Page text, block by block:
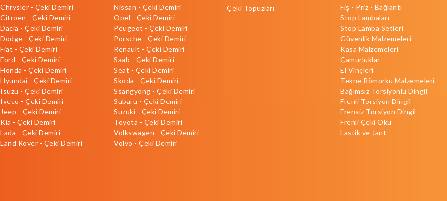
Chrysler - Çeki Demiri
Citroen - Çeki Demiri
Dacia - Çeki Demiri
Dodge - Çeki Demiri
Fiat - Çeki Demiri
Ford - Çeki Demiri
Honda - Çeki Demiri
Hyundai - Çeki Demiri
Isuzu - Çeki Demiri
Iveco - Çeki Demiri
Jeep - Çeki Demiri
Kia - Çeki Demiri
Lada - Çeki Demiri
Land Rover - Çeki Demiri
Nissan - Çeki Demiri
Opel - Çeki Demiri
Peugeot - Çeki Demiri
Porsche - Çeki Demiri
Renault - Çeki Demiri
Saab - Çeki Demiri
Seat - Çeki Demiri
Skoda - Çeki Demiri
Ssangyong - Çeki Demiri
Subaru - Çeki Demiri
Suzuki - Çeki Demiri
Toyota - Çeki Demiri
Volkswagen - Çeki Demiri
Volvo - Çeki Demiri
Çeki Topuzları
Fiş - Priz - Bağlantı
Stop Lambaları
Stop Lamba Setleri
Güvenlik Malzemeleri
Kasa Malzemeleri
Çamurluklar
El Vinçleri
Tekne Römorku Malzemeleri
Bağımsız Torsiyonlu Dingil
Frenli Torsiyon Dingil
Frensiz Torsiyon Dingil
Frenli Çeki Oku
Lastik ve Jant